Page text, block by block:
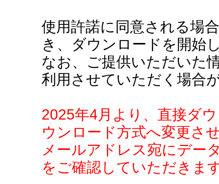
使用許諾に同意される場
き、ダウンロードを開始
なお、ご提供いただいた
利用させていただく場合
2025年4月より、直接ダ
ウンロード方式へ変更さ
メールアドレス宛にデー
をご確認していただきま